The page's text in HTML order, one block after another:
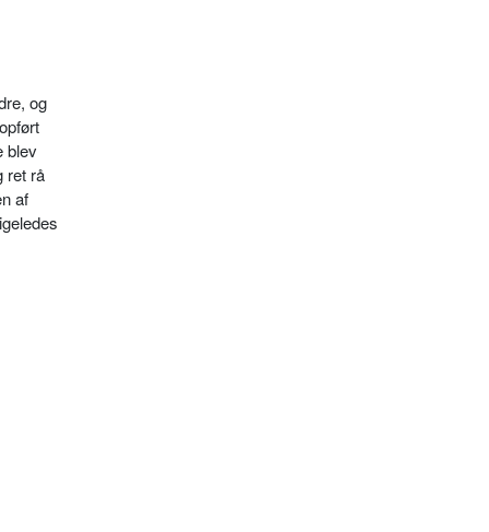
og
blev
ret rå
af